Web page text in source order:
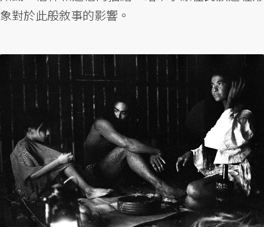
象對於此般敘事的影響。